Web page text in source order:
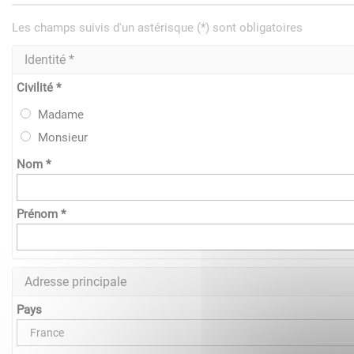
Les champs suivis d'un astérisque (*) sont obligatoires
Identité *
Civilité *
Madame
Monsieur
Nom *
Prénom *
Adresse principale
Pays
France